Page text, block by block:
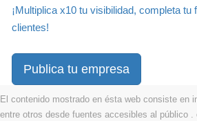
¡Multiplica x10 tu visibilidad, completa tu
clientes!
Publica tu empresa
El contenido mostrado en ésta web consiste en
entre otros desde fuentes accesibles al público .